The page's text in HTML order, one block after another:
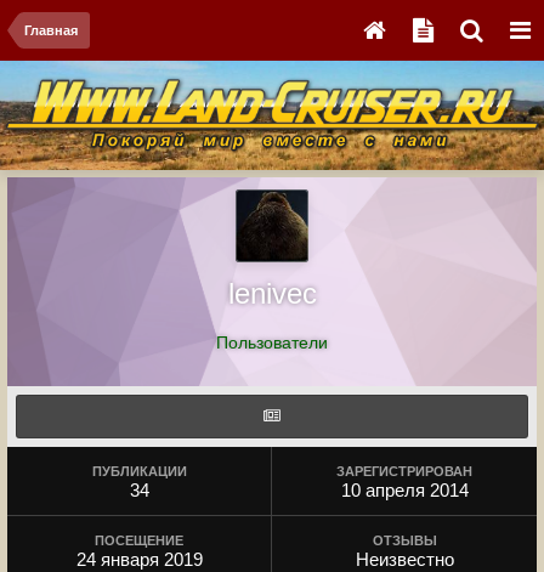
Главная
leniveс
Пользователи
ПУБЛИКАЦИИ
34
ЗАРЕГИСТРИРОВАН
10 апреля 2014
ПОСЕЩЕНИЕ
24 января 2019
ОТЗЫВЫ
Неизвестно